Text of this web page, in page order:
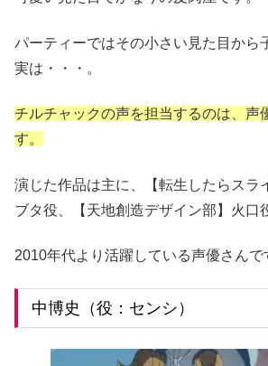
パーティーではその小さい見た目から
実は・・・。
チルチャックの声を担当するのは、声
す。
演じた作品は主に、【転生したらスラ
ブタ役、【天地創造デザイン部】火口
2010年代より活躍している声優さんで
中博史（役：センシ）